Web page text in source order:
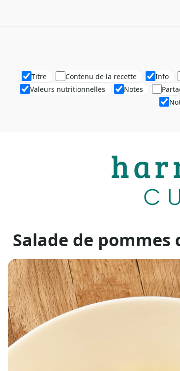
Titre Contenu de la recette Info
Valeurs nutritionnelles
Notes
Salade de